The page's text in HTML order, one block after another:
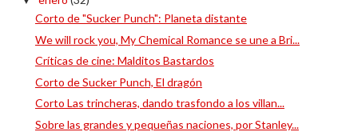
Corto de "Sucker Punch": Planeta distante
We will rock you, My Chemical Romance se une a Bri...
Críticas de cine: Malditos Bastardos
Corto de Sucker Punch, El dragón
Corto Las trincheras, dando trasfondo a los villan...
Sobre las grandes y pequeñas naciones, por Stanley...